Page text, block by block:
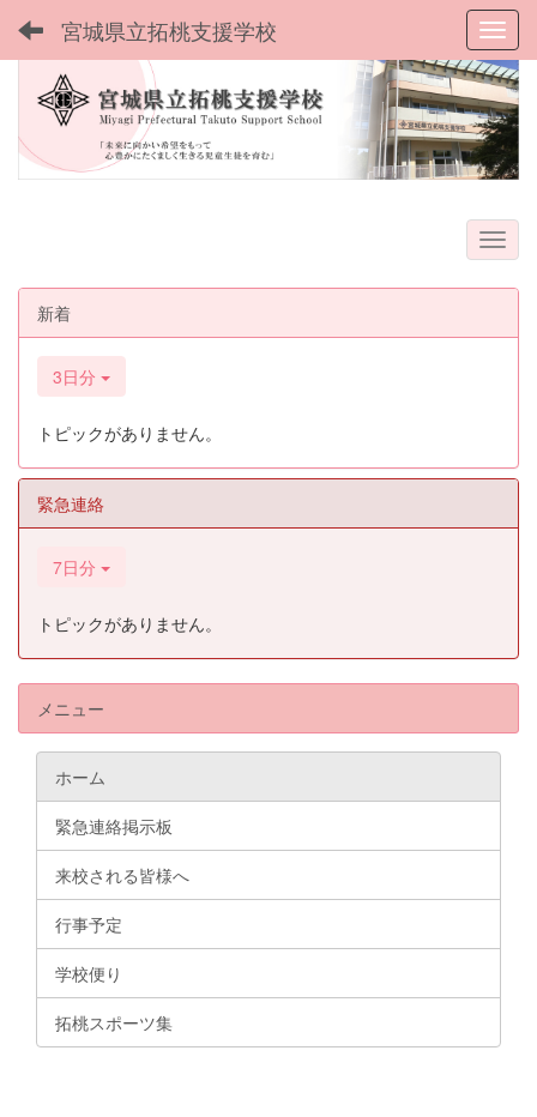
宮城県立拓桃支援学校
新着
3日分
トピックがありません。
緊急連絡
7日分
トピックがありません。
メニュー
ホーム
緊急連絡掲示板
来校される皆様へ
行事予定
学校便り
拓桃スポーツ集